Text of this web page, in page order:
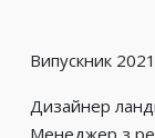
Випускник
Дизайнер
Менеджер з